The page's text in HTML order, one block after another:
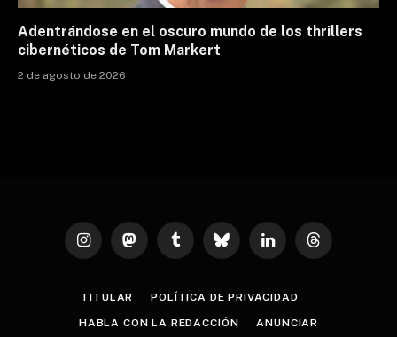
Adentrándose en el oscuro mundo de los thrillers
cibernéticos de Tom Markert
2 de agosto de 2026
InstagramMastodonTumblr Bluesky LinkedInThreads
TITULAR POLÍTICA DE PRIVACIDAD
HABLA CON LA REDACCIÓN ANUNCIAR